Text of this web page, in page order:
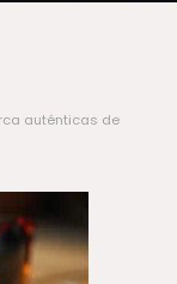
auténticas de